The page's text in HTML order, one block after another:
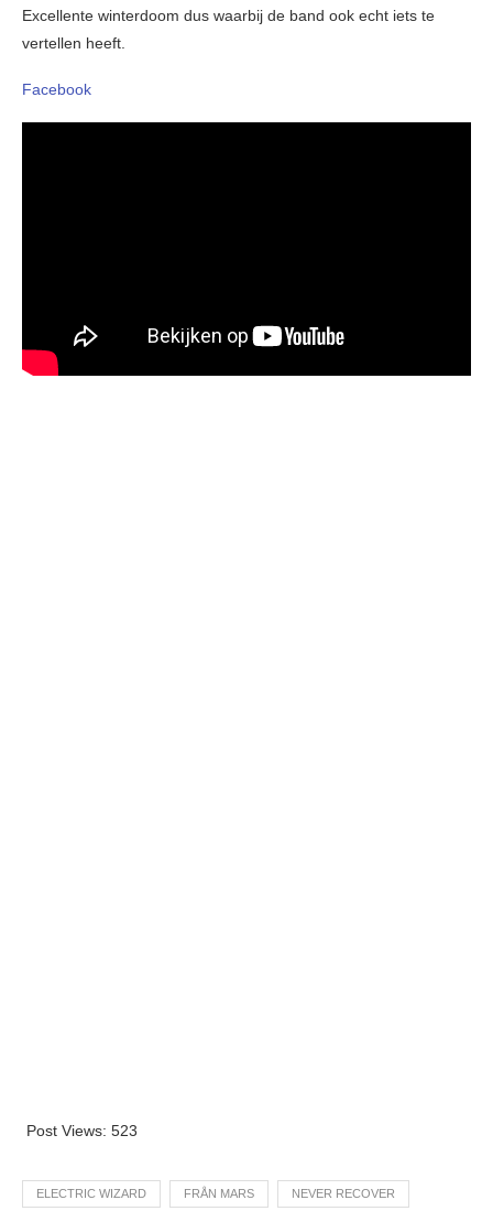
Excellente winterdoom dus waarbij de band ook echt iets te
vertellen heeft.
Facebook
Post Views: 523
ELECTRIC WIZARD FRÅN MARS NEVER RECOVER